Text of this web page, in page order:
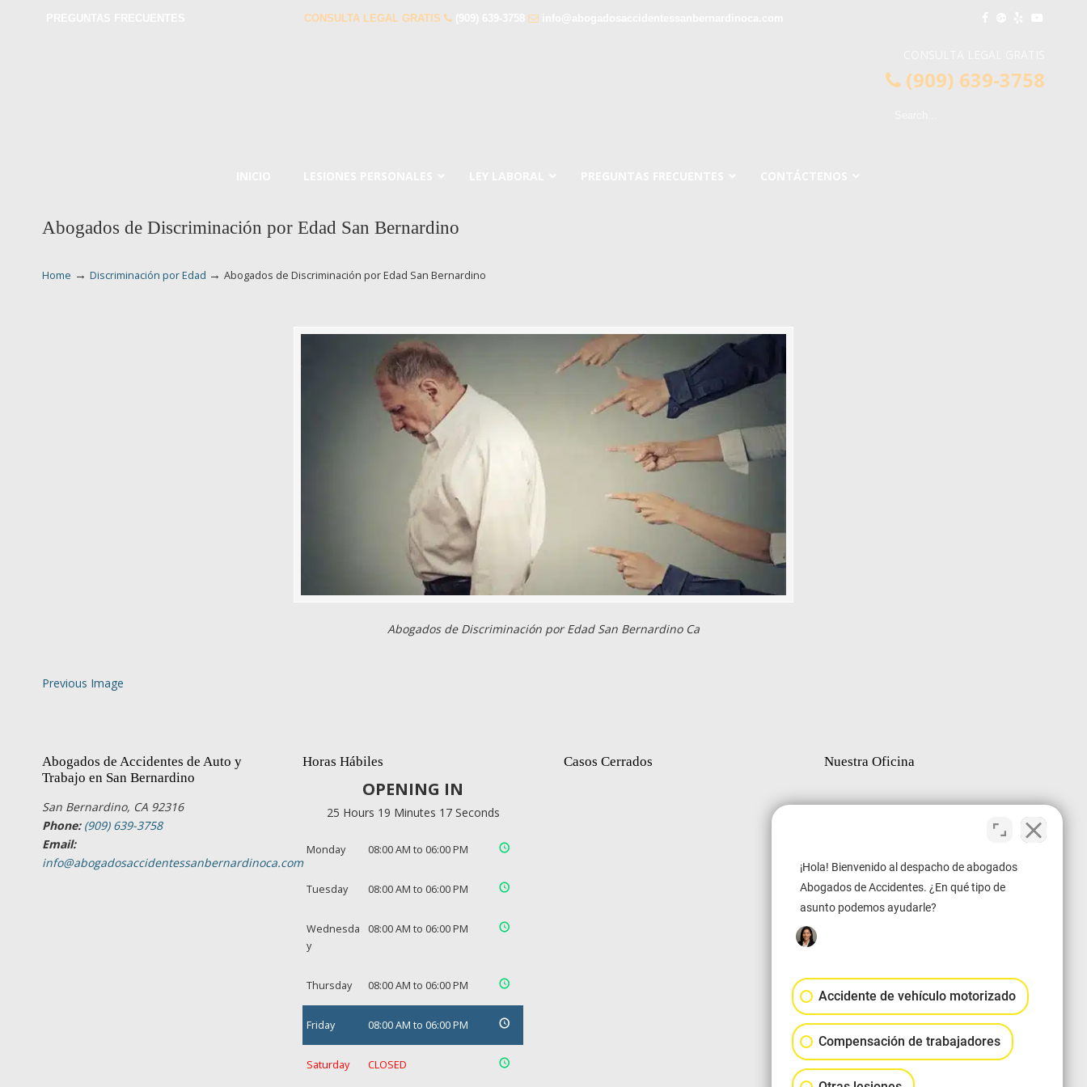
CONSULTA LEGAL GRATIS
(909) 639-3758
Abogados de Discriminación por Edad San Bernardino
Home → Discriminación por Edad → Abogados de Discriminación por Edad San Bernardino
Abogados de Discriminación por Edad San Bernardino Ca
Previous Image
Abogados de Accidentes de Auto y
Trabajo en San Bernardino
San Bernardino, CA 92316
Phone: (909) 639-3758
Email:
info@abogadosaccidentessanbernardinoca.com
Horas Hábiles
OPENING IN
25 Hours 19 Minutes 17 Seconds
Monday 08:00 AM to 06:00 PM
Tuesday 08:00 AM to 06:00 PM
Wednesda
y
08:00 AM to 06:00 PM
Thursday 08:00 AM to 06:00 PM
Friday 08:00 AM to 06:00 PM
Saturday CLOSED
Casos Cerrados Nuestra Oficina
¡Hola! Bienvenido al despacho de abogados
Abogados de Accidentes. ¿En qué tipo de
asunto podemos ayudarle?
Accidente de vehículo motorizado
Compensación de trabajadores